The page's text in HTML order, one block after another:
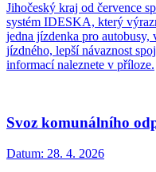
Jihočeský kraj od července
systém IDESKA, který
jedna jízdenka pro
jízdného, lepší návaznost
informací naleznete v příloze.
Svoz komunálního
Datum: 28. 4. 2026